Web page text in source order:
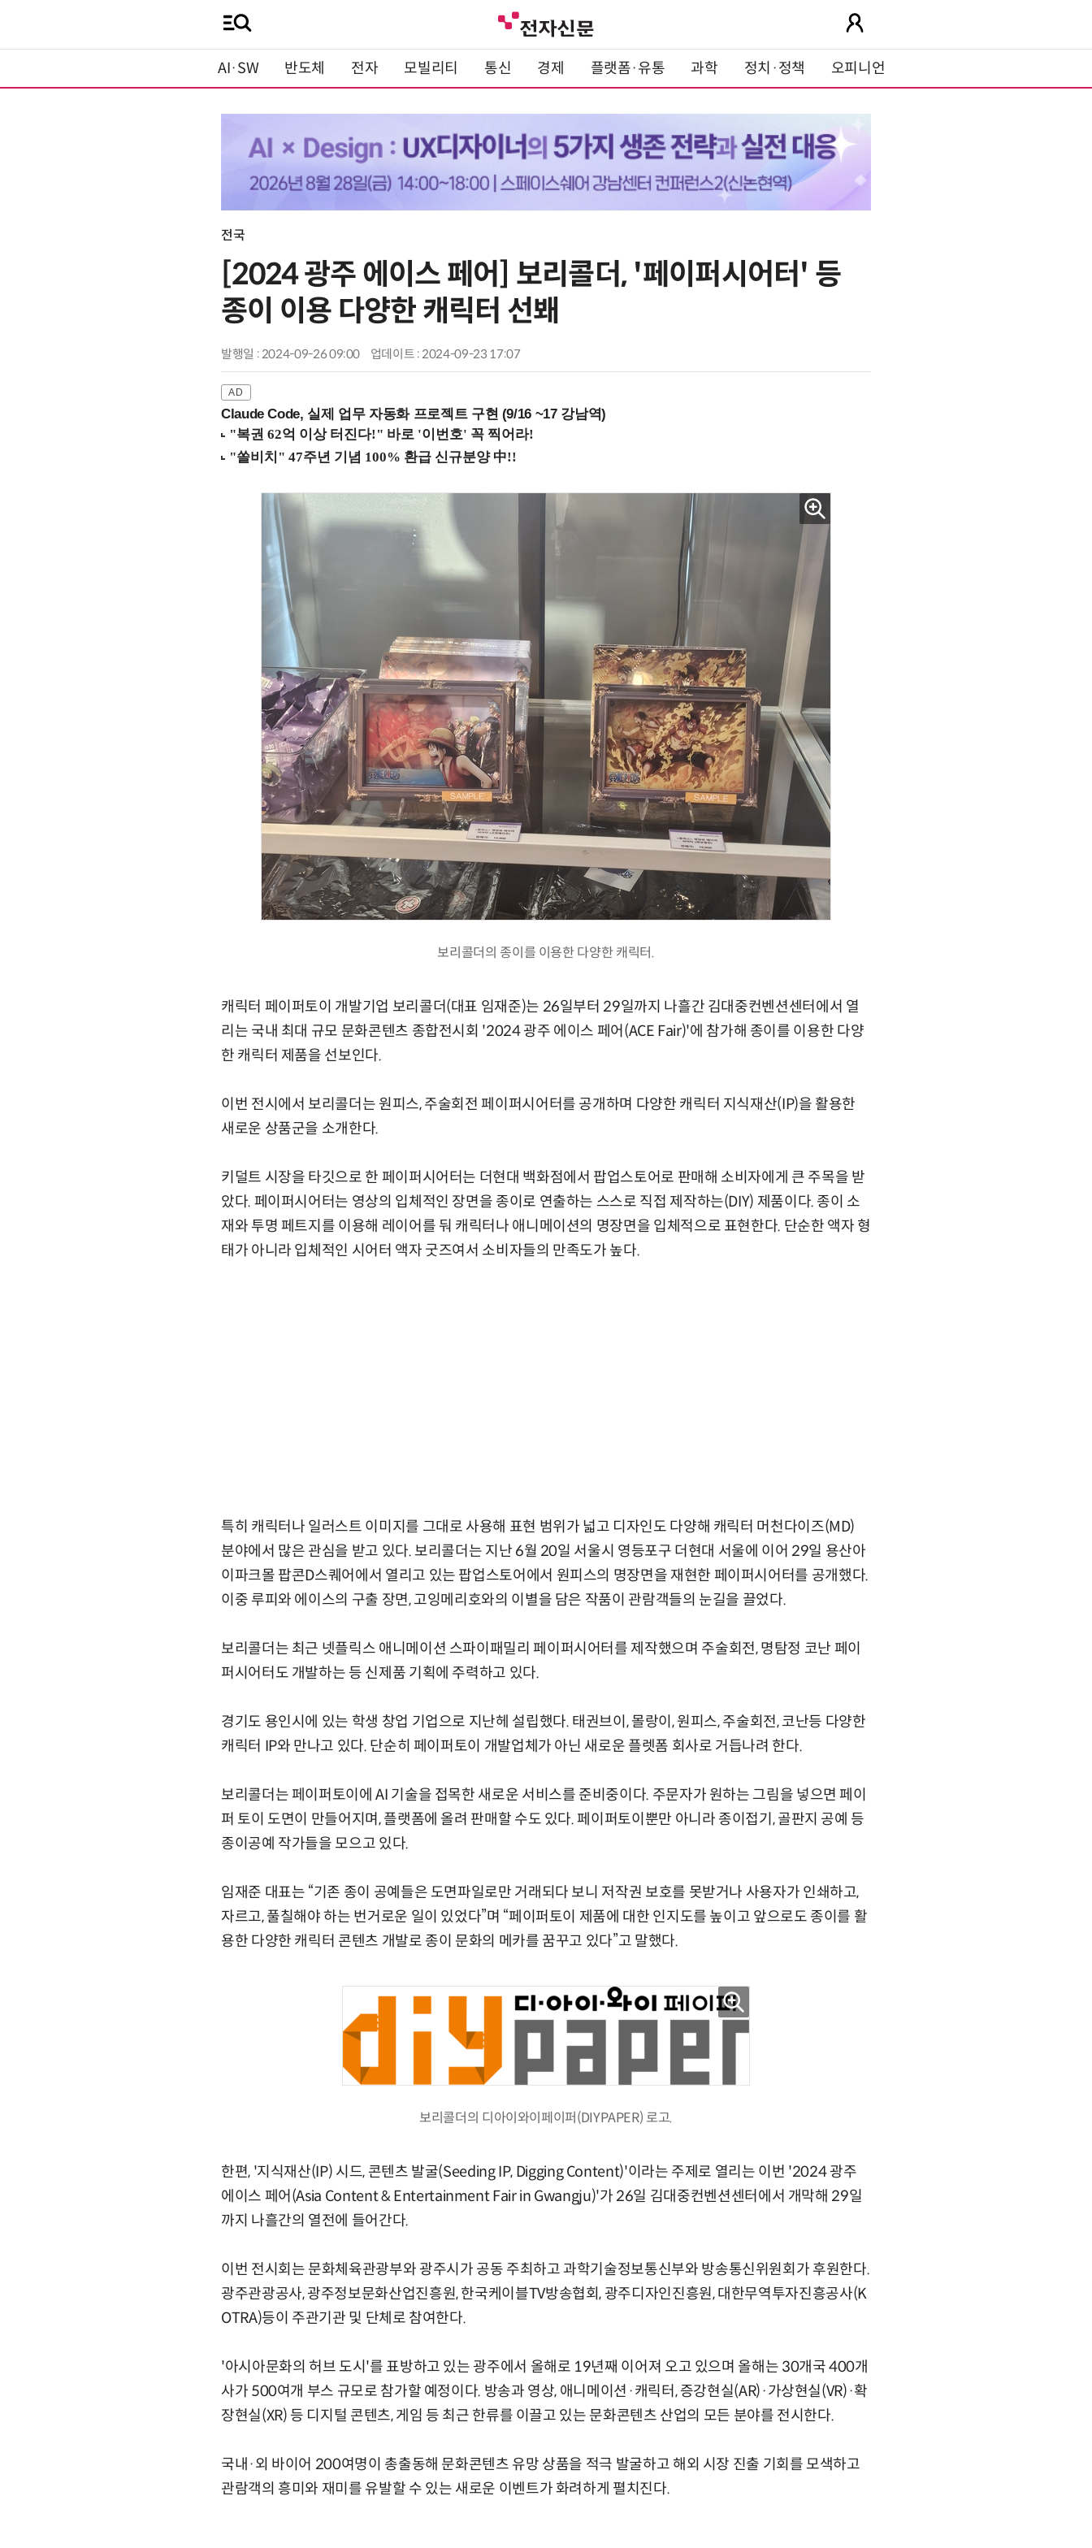
AI·SW 반도체 전자 모빌리티 통신 경제 플랫폼·유통 과학 정치·정책 오피니언
전국
[2024 광주 에이스 페어] 보리콜더, '페이퍼시어터' 등
종이 이용 다양한 캐릭터 선봬
발행일 : 2024-09-26 09:00 업데이트 : 2024-09-23 17:07
Claude Code, 실제 업무 자동화 프로젝트 구현 (9/16 ~17 강남역)
보리콜더의 종이를 이용한 다양한 캐릭터.
캐릭터 페이퍼토이 개발기업 보리콜더(대표 임재준)는 26일부터 29일까지 나흘간 김대중컨벤션센터에서 열
리는 국내 최대 규모 문화콘텐츠 종합전시회 '2024 광주 에이스 페어(ACE Fair)'에 참가해 종이를 이용한 다양
한 캐릭터 제품을 선보인다.
이번 전시에서 보리콜더는 원피스, 주술회전 페이퍼시어터를 공개하며 다양한 캐릭터 지식재산(IP)을 활용한
새로운 상품군을 소개한다.
키덜트 시장을 타깃으로 한 페이퍼시어터는 더현대 백화점에서 팝업스토어로 판매해 소비자에게 큰 주목을 받
았다. 페이퍼시어터는 영상의 입체적인 장면을 종이로 연출하는 스스로 직접 제작하는(DIY) 제품이다. 종이 소
재와 투명 페트지를 이용해 레이어를 둬 캐릭터나 애니메이션의 명장면을 입체적으로 표현한다. 단순한 액자 형
태가 아니라 입체적인 시어터 액자 굿즈여서 소비자들의 만족도가 높다.
특히 캐릭터나 일러스트 이미지를 그대로 사용해 표현 범위가 넓고 디자인도 다양해 캐릭터 머천다이즈(MD)
분야에서 많은 관심을 받고 있다. 보리콜더는 지난 6월 20일 서울시 영등포구 더현대 서울에 이어 29일 용산아
이파크몰 팝콘D스퀘어에서 열리고 있는 팝업스토어에서 원피스의 명장면을 재현한 페이퍼시어터를 공개했다.
이중 루피와 에이스의 구출 장면, 고잉메리호와의 이별을 담은 작품이 관람객들의 눈길을 끌었다.
보리콜더는 최근 넷플릭스 애니메이션 스파이패밀리 페이퍼시어터를 제작했으며 주술회전, 명탐정 코난 페이
퍼시어터도 개발하는 등 신제품 기획에 주력하고 있다.
경기도 용인시에 있는 학생 창업 기업으로 지난헤 설립했다. 태권브이, 몰랑이, 원피스, 주술회전, 코난등 다양한
캐릭터 IP와 만나고 있다. 단순히 페이퍼토이 개발업체가 아닌 새로운 플렛폼 회사로 거듭나려 한다.
보리콜더는 페이퍼토이에 AI 기술을 접목한 새로운 서비스를 준비중이다. 주문자가 원하는 그림을 넣으면 페이
퍼 토이 도면이 만들어지며, 플랫폼에 올려 판매할 수도 있다. 페이퍼토이뿐만 아니라 종이접기, 골판지 공예 등
종이공예 작가들을 모으고 있다.
임재준 대표는 “기존 종이 공예들은 도면파일로만 거래되다 보니 저작권 보호를 못받거나 사용자가 인쇄하고,
자르고, 풀칠해야 하는 번거로운 일이 있었다”며 “페이퍼토이 제품에 대한 인지도를 높이고 앞으로도 종이를 활
용한 다양한 캐릭터 콘텐츠 개발로 종이 문화의 메카를 꿈꾸고 있다”고 말했다.
보리콜더의 디아이와이페이퍼(DIYPAPER) 로고.
한편, '지식재산(IP) 시드, 콘텐츠 발굴(Seeding IP, Digging Content)'이라는 주제로 열리는 이번 '2024 광주
에이스 페어(Asia Content & Entertainment Fair in Gwangju)'가 26일 김대중컨벤션센터에서 개막해 29일
까지 나흘간의 열전에 들어간다.
이번 전시회는 문화체육관광부와 광주시가 공동 주최하고 과학기술정보통신부와 방송통신위원회가 후원한다.
광주관광공사, 광주정보문화산업진흥원, 한국케이블TV방송협회, 광주디자인진흥원, 대한무역투자진흥공사(K
OTRA)등이 주관기관 및 단체로 참여한다.
'아시아문화의 허브 도시'를 표방하고 있는 광주에서 올해로 19년째 이어져 오고 있으며 올해는 30개국 400개
사가 500여개 부스 규모로 참가할 예정이다. 방송과 영상, 애니메이션·캐릭터, 증강현실(AR)·가상현실(VR)·확
장현실(XR) 등 디지털 콘텐츠, 게임 등 최근 한류를 이끌고 있는 문화콘텐츠 산업의 모든 분야를 전시한다.
국내·외 바이어 200여명이 총출동해 문화콘텐츠 유망 상품을 적극 발굴하고 해외 시장 진출 기회를 모색하고
관람객의 흥미와 재미를 유발할 수 있는 새로운 이벤트가 화려하게 펼치진다.